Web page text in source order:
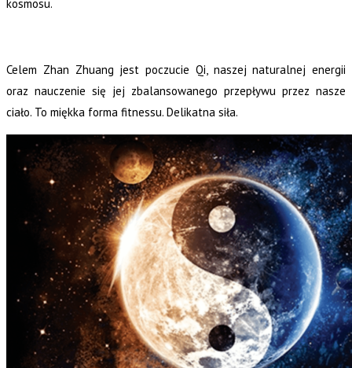
kosmosu.
Celem Zhan Zhuang jest poczucie Qi, naszej naturalnej energii
oraz nauczenie się jej zbalansowanego przepływu przez nasze
ciało. To miękka forma fitnessu. Delikatna siła.